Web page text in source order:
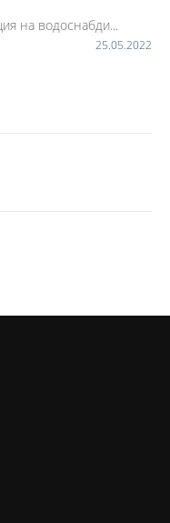
на водоснабди...
25.05.2022